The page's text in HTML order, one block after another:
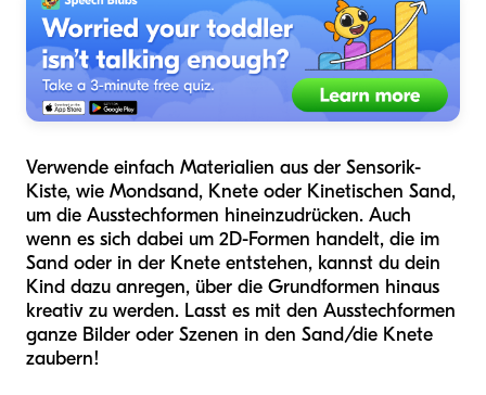
Verwende einfach Materialien aus der Sensorik-
Kiste, wie Mondsand, Knete oder Kinetischen Sand,
um die Ausstechformen hineinzudrücken. Auch
wenn es sich dabei um 2D-Formen handelt, die im
Sand oder in der Knete entstehen, kannst du dein
Kind dazu anregen, über die Grundformen hinaus
kreativ zu werden. Lasst es mit den Ausstechformen
ganze Bilder oder Szenen in den Sand/die Knete
zaubern!